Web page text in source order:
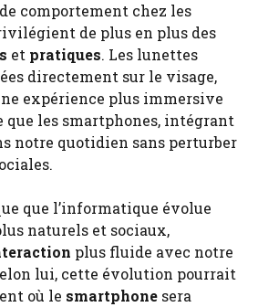
comportement chez les
de plus en plus des
et pratiques. Les lunettes
directement sur le visage,
expérience plus immersive
les smartphones, intégrant
notre quotidien sans perturber
que l’informatique évolue
naturels et sociaux,
plus fluide avec notre
lui, cette évolution pourrait
où le smartphone sera